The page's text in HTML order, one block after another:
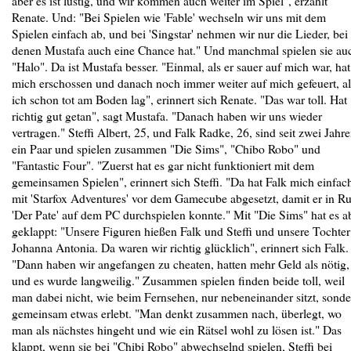
Renate. Und: "Bei Spielen wie 'Fable' wechseln wir uns mit dem
Spielen einfach ab, und bei 'Singstar' nehmen wir nur die Lieder, bei
denen Mustafa auch eine Chance hat." Und manchmal spielen sie
"Halo". Da ist Mustafa besser. "Einmal, als er sauer auf mich war,
mich erschossen und danach noch immer weiter auf mich gefeuert,
ich schon tot am Boden lag", erinnert sich Renate. "Das war toll. Hat
richtig gut getan", sagt Mustafa. "Danach haben wir uns wieder
vertragen." Steffi Albert, 25, und Falk Radke, 26, sind seit zwei
ein Paar und spielen zusammen "Die Sims", "Chibo Robo" und
"Fantastic Four". "Zuerst hat es gar nicht funktioniert mit dem
gemeinsamen Spielen", erinnert sich Steffi. "Da hat Falk mich
mit 'Starfox Adventures' vor dem Gamecube abgesetzt, damit er in
'Der Pate' auf dem PC durchspielen konnte." Mit "Die Sims" hat es
geklappt: "Unsere Figuren hießen Falk und Steffi und unsere Tochter
Johanna Antonia. Da waren wir richtig glücklich", erinnert sich Falk.
"Dann haben wir angefangen zu cheaten, hatten mehr Geld als nötig,
und es wurde langweilig." Zusammen spielen finden beide toll, weil
man dabei nicht, wie beim Fernsehen, nur nebeneinander sitzt,
gemeinsam etwas erlebt. "Man denkt zusammen nach, überlegt, wo
man als nächstes hingeht und wie ein Rätsel wohl zu lösen ist." Das
klappt, wenn sie bei "Chibi Robo" abwechselnd spielen, Steffi bei